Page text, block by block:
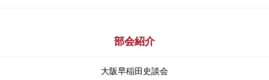
部会紹介
大阪早稲田史談会